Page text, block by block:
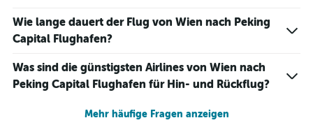
Wie lange dauert der Flug von Wien nach Peking
Capital Flughafen?
Was sind die günstigsten Airlines von Wien nach
Peking Capital Flughafen für Hin- und Rückflug?
Mehr häufige Fragen anzeigen